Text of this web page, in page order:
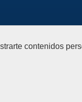
contenidos